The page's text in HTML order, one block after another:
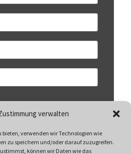
verwalten
bieten, verwenden wir Technologien wie
zu speichern und/oder darauf zuzugreifen.
können wir Daten wie das